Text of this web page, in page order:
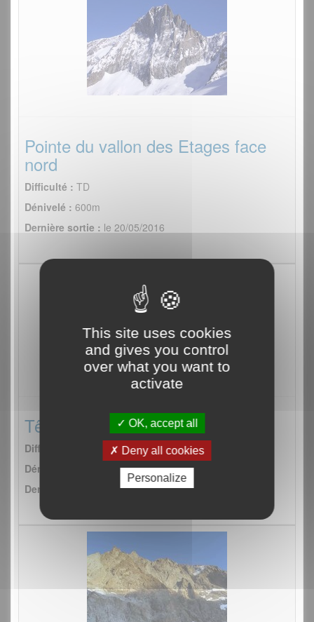
Pointe du vallon des Etages face
nord
Difficulté : TD
Dénivelé : 600m
Dernière sortie : le 20/05/2016
Tête nord de l'Etret
Difficulté :
Dénivelé :
Dernière sortie :
le 10/05/2014
This site uses cookies
and gives you control
over what you want to
activate
OK, accept all
Deny all cookies
Personalize